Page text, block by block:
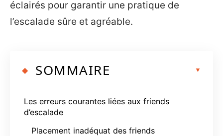
éclairés pour garantir une pratique de
l’escalade sûre et agréable.
SOMMAIRE
Les erreurs courantes liées aux friends
d’escalade
Placement inadéquat des friends